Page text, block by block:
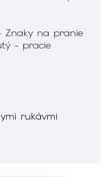
rukávmi